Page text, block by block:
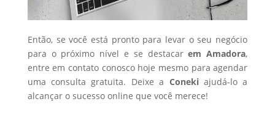
Então, se você está pronto para levar o seu negócio
para o próximo nível e se destacarem Amadora,
entre em contato conosco hoje mesmo para agendar
uma consulta gratuita. Deixe a Conekiajudá-lo a
alcançar o sucesso online que você merece!